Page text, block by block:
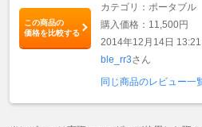
この商品の
価格を比較する
カテゴリ：ポータブル
購入価格：11,500円
2014年12月14日 13:21
ble_rr3さん
同じ商品のレビュー一